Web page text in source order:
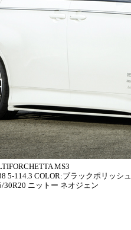
MS3
5-114.3 COLOR:ブラックポリッシュ
30R20 ニットー ネオジェン